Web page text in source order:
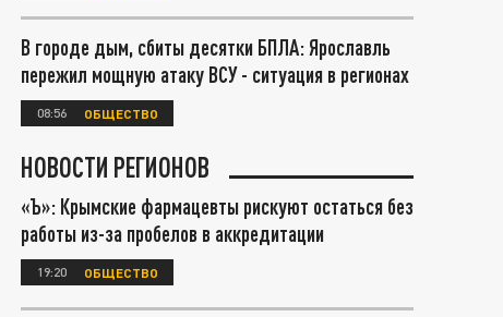
В городе дым, сбиты десятки БПЛА: Ярославль
пережил мощную атаку ВСУ - ситуация в регионах
08:56 ОБЩЕСТВО
НОВОСТИ РЕГИОНОВ
«Ъ»: Крымские фармацевты рискуют остаться без
работы из-за пробелов в аккредитации
19:20 ОБЩЕСТВО